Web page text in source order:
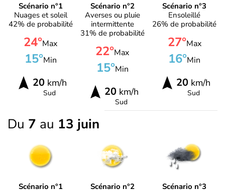
Scénario n°1
Nuages et soleil
42% de probabilité
24°Max
15°Min
20km/h
Sud
Scénario n°2
Averses ou pluie
intermittente
31% de probabilité
22°Max
15°Min
20km/h
Sud
Scénario n°3
Ensoleillé
26% de probabilité
27°Max
16°Min
20 km/h
Sud
Du 7 au 13 juin
Scénario n°1
Scénario n°2
Scénario n°3